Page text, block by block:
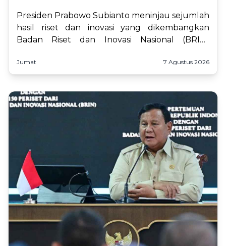
Presiden Prabowo Subianto meninjau sejumlah
hasil riset dan inovasi yang dikembangkan
Badan Riset dan Inovasi Nasional (BRIN)
Istana Kepresidenan Jakarta
Jumat 7 Agustus 2026